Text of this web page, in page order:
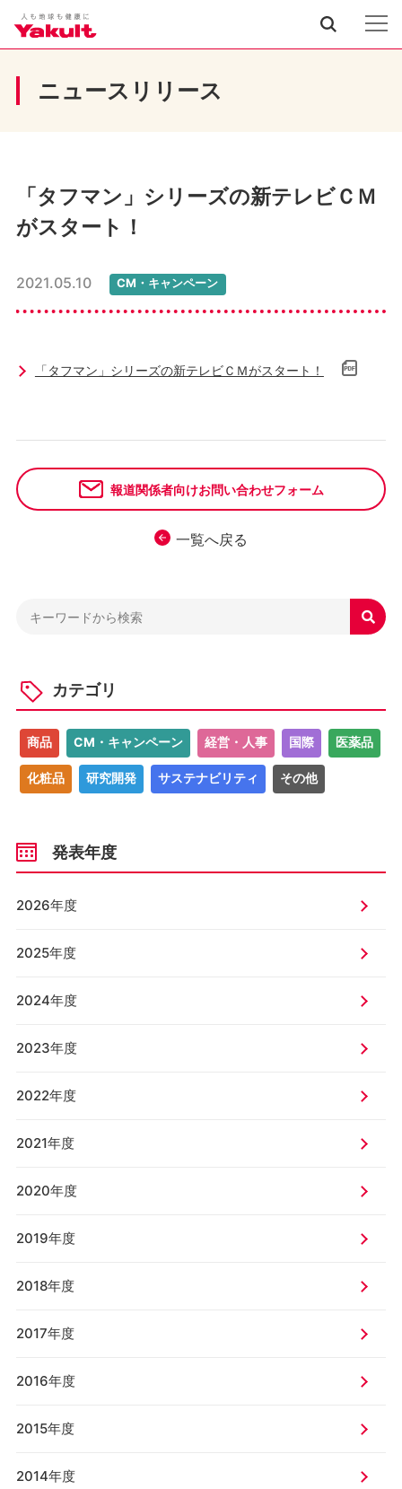
ニュースリリース
「タフマン」シリーズの新テレビＣＭ
がスタート！
2021.05.10 CM・キャンペーン
「タフマン」シリーズの新テレビＣＭがスタート！
一覧へ戻る
報道関係者向けお問い合わせフォーム

カテゴリ
商品 CM・キャンペーン 経営・人事 国際 医薬品
化粧品 研究開発 サステナビリティ その他
発表年度
2026年度
2025年度
2024年度
2023年度
2022年度
2021年度
2020年度
2019年度
2018年度
2017年度
2016年度
2015年度
2014年度